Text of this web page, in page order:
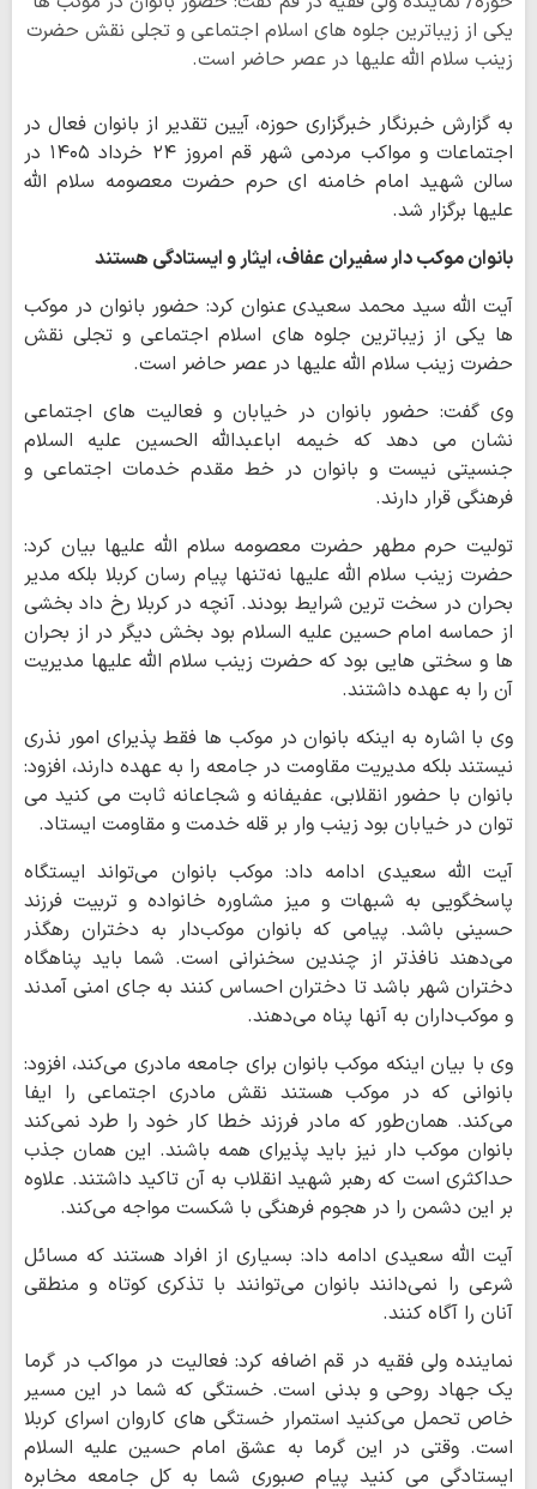
یکی از زیباترین جلوه های اسلام اجتماعی و تجلی نقش حضرت
زینب سلام الله علیها در عصر حاضر است.
به گزارش خبرنگار خبرگزاری حوزه، آیین تقدیر از بانوان فعال در
اجتماعات و مواکب مردمی شهر قم امروز ۲۴ خرداد ۱۴۰۵ در
سالن شهید امام خامنه ای حرم حضرت معصومه سلام الله
علیها برگزار شد.
بانوان موکب دار سفیران عفاف، ایثار و ایستادگی هستند
آیت الله سید محمد سعیدی عنوان کرد: حضور بانوان در موکب
ها یکی از زیباترین جلوه های اسلام اجتماعی و تجلی نقش
حضرت زینب سلام الله علیها در عصر حاضر است.
وی گفت: حضور بانوان در خیابان و فعالیت های اجتماعی
نشان می دهد که خیمه اباعبدالله الحسین علیه السلام
جنسیتی نیست و بانوان در خط مقدم خدمات اجتماعی و
فرهنگی قرار دارند.
تولیت حرم مطهر حضرت معصومه سلام الله علیها بیان کرد:
حضرت زینب سلام الله علیها نه‌تنها پیام رسان کربلا بلکه مدیر
بحران در سخت ترین شرایط بودند. آنچه در کربلا رخ داد بخشی
از حماسه امام حسین علیه السلام بود بخش دیگر در از بحران
ها و سختی هایی بود که حضرت زینب سلام الله علیها مدیریت
آن را به عهده داشتند.
وی با اشاره به اینکه بانوان در موکب ها فقط پذیرای امور نذری
نیستند بلکه مدیریت مقاومت در جامعه را به عهده دارند، افزود:
بانوان با حضور انقلابی، عفیفانه و شجاعانه ثابت می کنید می
توان در خیابان بود زینب وار بر قله خدمت و مقاومت ایستاد.
آیت الله سعیدی ادامه داد: موکب بانوان می‌تواند ایستگاه
پاسخگویی به شبهات و میز مشاوره خانواده و تربیت فرزند
حسینی باشد. پیامی که بانوان موکب‌دار به دختران رهگذر
می‌دهند نافذتر از چندین سخنرانی است. شما باید پناهگاه
دختران شهر باشد تا دختران احساس کنند به جای امنی آمدند
و موکب‌داران به آنها پناه می‌دهند.
وی با بیان اینکه موکب بانوان برای جامعه مادری می‌کند، افزود:
بانوانی که در موکب هستند نقش مادری اجتماعی را ایفا
می‌کند. همان‌طور که مادر فرزند خطا کار خود را طرد نمی‌کند
بانوان موکب دار نیز باید پذیرای همه باشند.‌ این همان جذب
حداکثری است که رهبر شهید انقلاب به آن تاکید داشتند. علاوه
بر این دشمن را در هجوم فرهنگی با شکست مواجه می‌کند.
آیت الله سعیدی ادامه داد: بسیاری از افراد هستند که مسائل
شرعی را نمی‌دانند بانوان می‌توانند با تذکری کوتاه و منطقی
آنان را آگاه کنند.
نماینده ولی فقیه در قم اضافه کرد: فعالیت در مواکب در گرما
یک جهاد روحی و بدنی است. خستگی که شما در این مسیر
خاص تحمل می‌کنید استمرار خستگی های کاروان اسرای کربلا
است. وقتی در این گرما به عشق امام حسین علیه السلام
ایستادگی می کنید پیام صبوری شما به کل جامعه مخابره